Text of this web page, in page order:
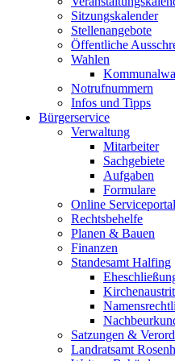
Sitzungskalender
Stellenangebote
Öffentliche
Wahlen
Notrufnummern
Infos und Tipps
Bürgerservice
Verwaltung
Mitarbeiter
Sachgebiete
Aufgaben
Formulare
Online Serviceportal
Rechtsbehelfe
Planen & Bauen
Finanzen
Standesamt Halfing
Satzungen &
Landratsamt